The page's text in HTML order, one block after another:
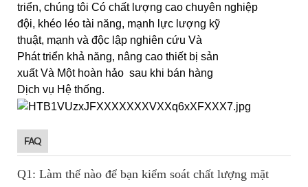
triển, chúng tôi Có chất lượng cao chuyên nghiệp
đội, khéo léo tài năng, mạnh lực lượng kỹ
thuật, mạnh và độc lập nghiên cứu Và
Phát triển khả năng, nâng cao thiết bị sản
xuất Và Một hoàn hảo sau khi bán hàng
Dịch vụ Hệ thống.
FAQ
Q1: Làm thế nào để bạn kiểm soát chất lượng mặt